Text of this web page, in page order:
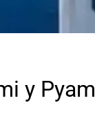
y Pyam